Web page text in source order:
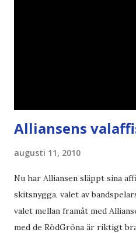
Alliansens
augusti 11, 2010
Nu har Alliansen släppt sina
skitsnygga, valet av
valet mellan framåt med
med de RödGröna är riktigt